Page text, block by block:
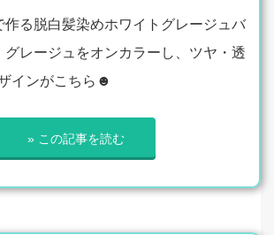
作る脱白髪染めホワイトグレージュバ
グレージュをオンカラーし、ツヤ・透
インがこちら☻
» この記事を読む